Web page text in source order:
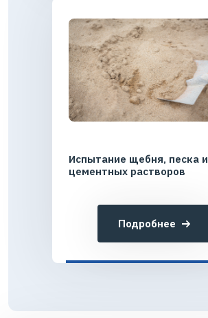
Испытание щебня, песка и
цементных растворов
Подробнее